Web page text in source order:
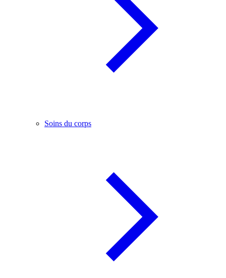
Soins du corps